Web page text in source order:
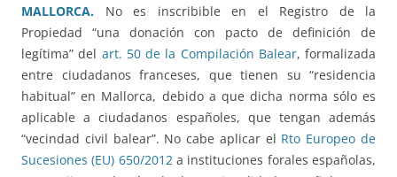
MALLORCA.
No es inscribible en el Registro de la
Propiedad “una donación con pacto de definición de
legítima” del art. 50 de la Compilación Balear, formalizada
entre ciudadanos franceses, que tienen su “residencia
habitual” en Mallorca, debido a que dicha norma sólo es
aplicable a ciudadanos españoles, que tengan además
“vecindad civil balear”. No cabe aplicar el Rto Europeo de
Sucesiones (EU) 650/2012a instituciones forales españolas,